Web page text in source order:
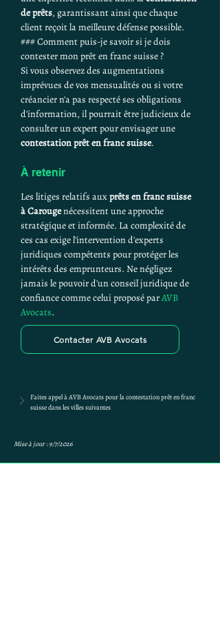
de prêts, garantissant ainsi que chaque
client reçoit la meilleure défense possible.
### Comment puis-je savoir si je dois
contester mon prêt en franc suisse ?
Si vous observez des augmentations
imprévues de vos mensualités ou si votre
créancier n'a pas respecté ses obligations
d'information, il pourrait être judicieux de
consulter un expert pour envisager une
contestation prêt en franc suisse.
À retenir
Les litiges relatifs aux prêts en franc suisse
à Carouge nécessitent une approche
stratégique et informée. La complexité de
ces cas exige l'intervention d'experts
juridiques compétents pour protéger les
intérêts des emprunteurs. Ne négligez
jamais le pouvoir d'un conseil juridique de
confiance comme celui proposé par AVB
Avocats.
Contacter AVB Avocats
Faites appel à AVB Avocats pour la contestation prêt en franc
suisse dans les villes suivantes
Mise à jour : 9/7/2026